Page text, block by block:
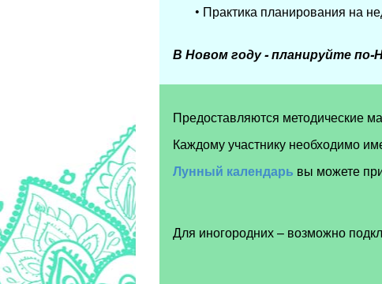
• Практика планирования на
В Новом году - планируйте
Предоставляются методические
Каждому участнику необходимо
Лунный календарь вы можете
Для иногородних – возможно